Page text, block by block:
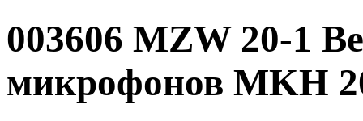
003606 MZW 20-1
микрофонов MKH